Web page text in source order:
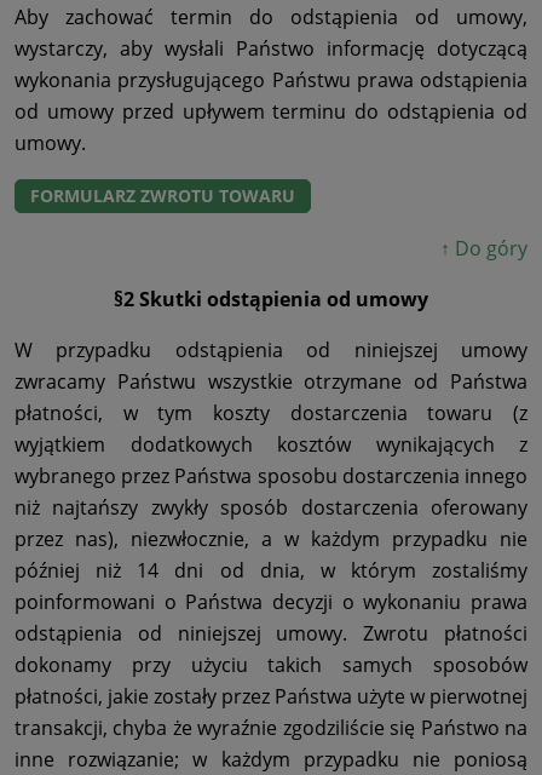
Aby zachować termin do odstąpienia od umowy,
wystarczy, aby wysłali Państwo informację dotyczącą
wykonania przysługującego Państwu prawa odstąpienia
od umowy przed upływem terminu do odstąpienia od
umowy.
FORMULARZ ZWROTU TOWARU
↑ Do góry
§2 Skutki odstąpienia od umowy
W przypadku odstąpienia od niniejszej umowy
zwracamy Państwu wszystkie otrzymane od Państwa
płatności, w tym koszty dostarczenia towaru (z
wyjątkiem dodatkowych kosztów wynikających z
wybranego przez Państwa sposobu dostarczenia innego
niż najtańszy zwykły sposób dostarczenia oferowany
przez nas), niezwłocznie, a w każdym przypadku nie
później niż 14 dni od dnia, w którym zostaliśmy
poinformowani o Państwa decyzji o wykonaniu prawa
odstąpienia od niniejszej umowy. Zwrotu płatności
dokonamy przy użyciu takich samych sposobów
płatności, jakie zostały przez Państwa użyte w pierwotnej
transakcji, chyba że wyraźnie zgodziliście się Państwo na
inne rozwiązanie; w każdym przypadku nie poniosą